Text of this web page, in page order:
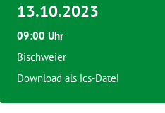
13.10.2023
09:00 Uhr
Bischweier
Download als ics-Datei